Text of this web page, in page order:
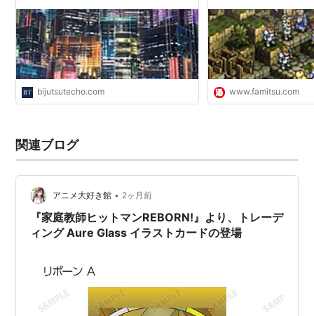
bijutsutecho.com
遂げて新生！ | ゲーム
情報のファミ通.com
www.famitsu.com
関連ブログ
アニメ大好き館 • 2ヶ月前
『家庭教師ヒットマンREBORN!』より、トレーデ
ィング Aure Glass イラストカードの登場